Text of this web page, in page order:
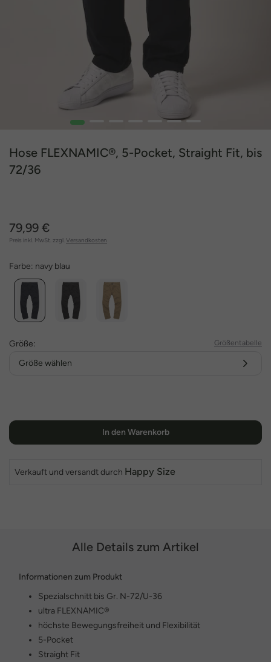
1
Hose FLEXNAMIC®, 5-Pocket, Straight Fit, bis
72/36
79,99 €
Preis inkl. MwSt. zzgl. Versandkosten
Farbe: navy blau
Größe: Größentabelle
Größe wählen
In den Warenkorb
Verkauft und versandt durch Happy Size
Alle Details zum Artikel
Informationen zum Produkt
Spezialschnitt bis Gr. N-72/U-36
ultra FLEXNAMIC®
höchste Bewegungsfreiheit und Flexibilität
5-Pocket
Straight Fit